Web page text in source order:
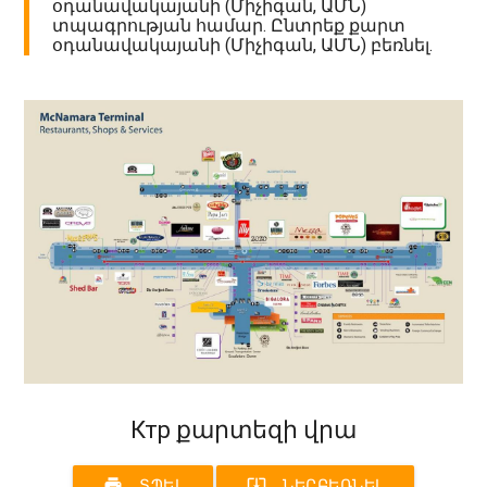
օդանավակայանի (Միչիգան, ԱՄՆ)
տպագրության համար. Ընտրեք քարտ
օդանավակայանի (Միչիգան, ԱՄՆ) բեռնել.
Ктр քարտեզի վրա